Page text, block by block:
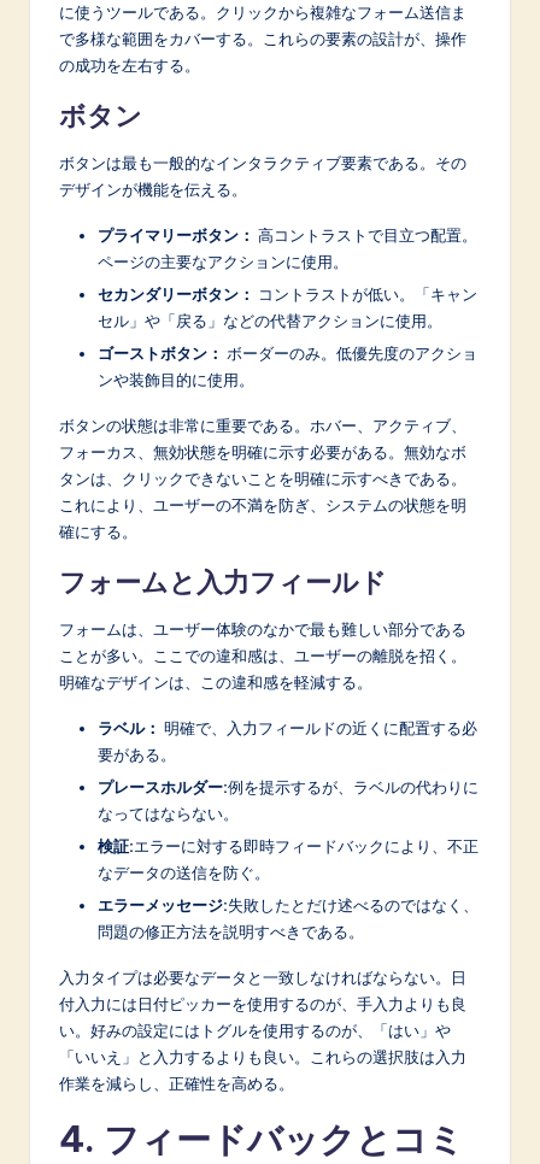
に使うツールである。クリックから複雑なフォーム送信ま
で多様な範囲をカバーする。これらの要素の設計が、操作
の成功を左右する。
ボタン
ボタンは最も一般的なインタラクティブ要素である。その
デザインが機能を伝える。
プライマリーボタン： 高コントラストで目立つ配置。
ページの主要なアクションに使用。
セカンダリーボタン：
コントラストが低い。「キャン
セル」や「戻る」などの代替アクションに使用。
ゴーストボタン： ボーダーのみ。低優先度のアクショ
ンや装飾目的に使用。
ボタンの状態は非常に重要である。ホバー、アクティブ、
フォーカス、無効状態を明確に示す必要がある。無効なボ
タンは、クリックできないことを明確に示すべきである。
これにより、ユーザーの不満を防ぎ、システムの状態を明
確にする。
フォームと入力フィールド
フォームは、ユーザー体験のなかで最も難しい部分である
ことが多い。ここでの違和感は、ユーザーの離脱を招く。
明確なデザインは、この違和感を軽減する。
ラベル： 明確で、入力フィールドの近くに配置する必
要がある。
プレースホルダー:例を提示するが、ラベルの代わりに
なってはならない。
検証:エラーに対する即時フィードバックにより、不正
なデータの送信を防ぐ。
エラーメッセージ:失敗したとだけ述べるのではなく、
問題の修正方法を説明すべきである。
入力タイプは必要なデータと一致しなければならない。日
付入力には日付ピッカーを使用するのが、手入力よりも良
い。好みの設定にはトグルを使用するのが、「はい」や
「いいえ」と入力するよりも良い。これらの選択肢は入力
作業を減らし、正確性を高める。
4. フィードバックとコミ